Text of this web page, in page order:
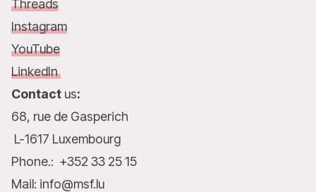
Threads
Instagram
YouTube
LinkedIn
Contact us:
68, rue de Gasperich
L-1617 Luxembourg
Phone.: +352 33 25 15
Mail: info@msf.lu